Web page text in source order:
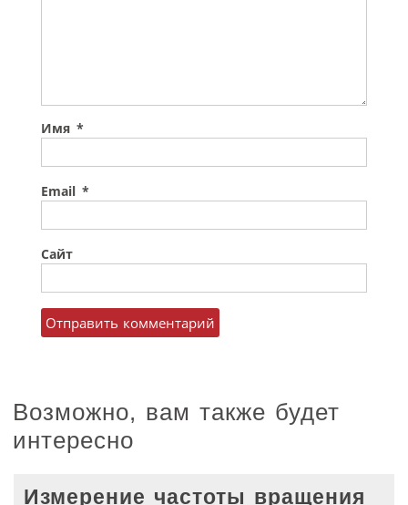
Имя *
Email *
Сайт
Возможно, вам также будет
интересно
Измерение частоты вращения